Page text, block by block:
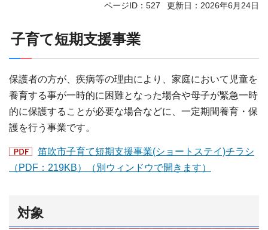
ページID：527 更新日：2026年6月24日
子育て短期支援事業
保護者の方が、疾病等の理由により、家庭において児童を
養育する事が一時的に困難となった場合や母子が緊急一時
的に保護することが必要な場合などに、一定期間養育・保
護を行う事業です。
笛吹市子育て短期支援事業(ショートステイ)チラシ
（PDF：219KB）（別ウィンドウで開きます）
対象